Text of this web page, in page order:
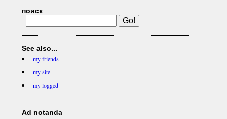
поиск
See also...
my friends
my site
my logged
Ad notanda